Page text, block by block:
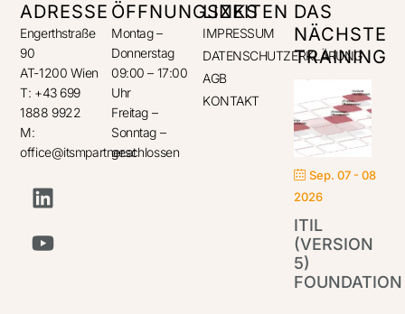
ADRESSE
Engerthstraße
90
AT-1200 Wien
T: +43 699
1888 9922
M:
office@itsmpartner.at
ÖFFNUNGSZEITEN
Montag –
Donnerstag
09:00 – 17:00
Uhr
Freitag –
Sonntag –
geschlossen
LINKS
IMPRESSUM
DATENSCHUTZERKLÄRUNG
AGB
KONTAKT
DAS
NÄCHSTE
TRAINING
Sep. 07 - 08
2026
ITIL
(VERSION
5)
FOUNDATION